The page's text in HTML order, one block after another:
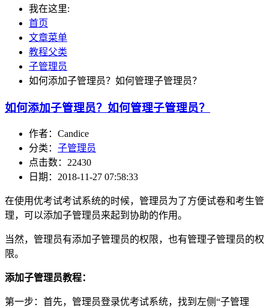
我在这里:
首页
文章菜单
教程父类
子管理员
如何添加子管理员？如何管理子管理员？
如何添加子管理员？如何管理子管理员？
作者：Candice
分类： 子管理员
点击数：22430
日期：2018-11-27 07:58:33
在使用优考试考试系统的时候，管理员为了方便试卷和考生管
理，可以添加子管理员来起到协助的作用。
当然，管理员有添加子管理员的权限，也有管理子管理员的权
限。
添加子管理员教程：
第一步：首先，管理员登录优考试系统，找到左侧“子管理